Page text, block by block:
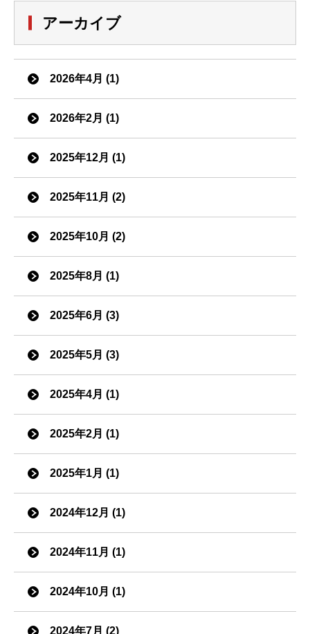
アーカイブ
2026年4月 (1)
2026年2月 (1)
2025年12月 (1)
2025年11月 (2)
2025年10月 (2)
2025年8月 (1)
2025年6月 (3)
2025年5月 (3)
2025年4月 (1)
2025年2月 (1)
2025年1月 (1)
2024年12月 (1)
2024年11月 (1)
2024年10月 (1)
2024年7月 (2)